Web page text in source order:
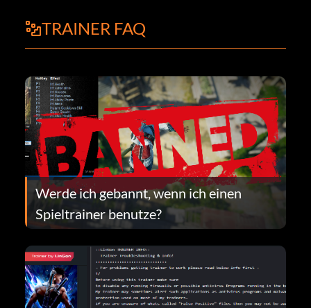
TRAINER FAQ
Werde ich gebannt, wenn ich einen
Spieltrainer benutze?